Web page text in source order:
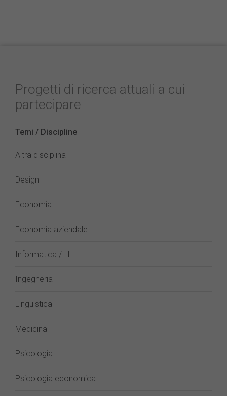
Progetti di ricerca attuali a cui
partecipare
Temi / Discipline
Altra disciplina
Design
Economia
Economia aziendale
Informatica / IT
Ingegneria
Linguistica
Medicina
Psicologia
Psicologia economica